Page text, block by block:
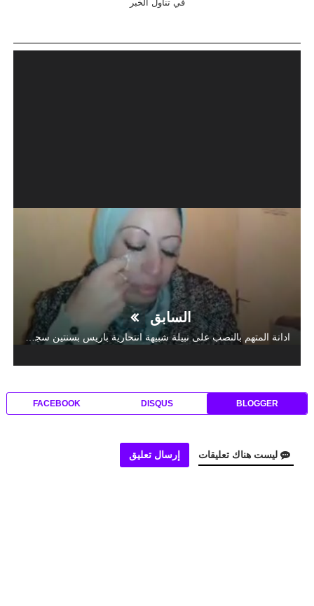
في تناول الخبر
السابق
ادانة المتهم بالنصب على نبيلة شبيهة انتحارية باريس بسنتين سجن نافذة و ارجاع 350 مليون سنيتم للمشتكية
BLOGGER
DISQUS
FACEBOOK
ليست هناك تعليقات إرسال تعليق